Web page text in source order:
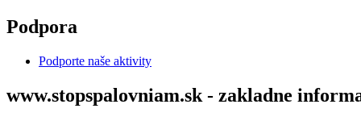
Skočiť na hlavný obsah
Podpora
Podporte naše aktivity
www.stopspalovniam.sk - zakladne